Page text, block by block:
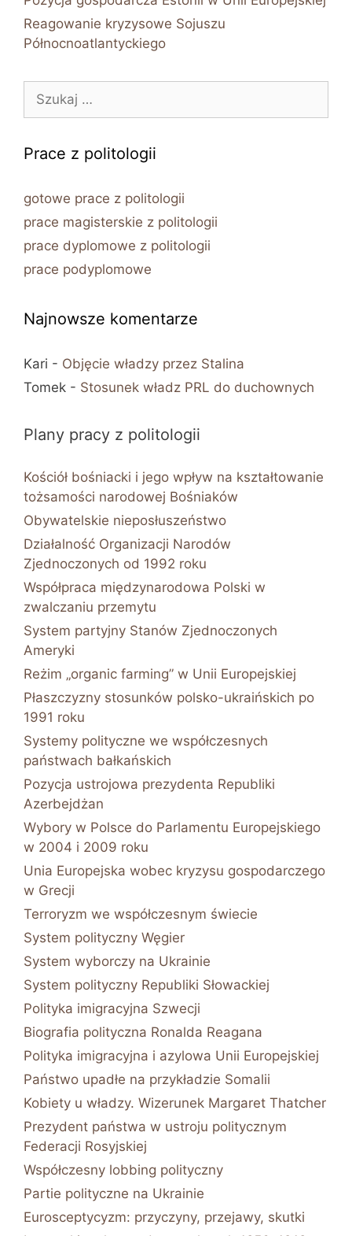
Reagowanie kryzysowe Sojuszu
Północnoatlantyckiego
Szukaj:
Prace z politologii
gotowe prace z politologii
prace magisterskie z politologii
prace dyplomowe z politologii
prace podyplomowe
Najnowsze komentarze
Kari - Objęcie władzy przez Stalina
Tomek - Stosunek władz PRL do duchownych
Plany pracy z politologii
Kościół bośniacki i jego wpływ na kształtowanie
tożsamości narodowej Bośniaków
Obywatelskie nieposłuszeństwo
Działalność Organizacji Narodów
Zjednoczonych od 1992 roku
Współpraca międzynarodowa Polski w
zwalczaniu przemytu
System partyjny Stanów Zjednoczonych
Ameryki
Reżim „organic farming” w Unii Europejskiej
Płaszczyzny stosunków polsko-ukraińskich po
1991 roku
Systemy polityczne we współczesnych
państwach bałkańskich
Pozycja ustrojowa prezydenta Republiki
Azerbejdżan
Wybory w Polsce do Parlamentu Europejskiego
w 2004 i 2009 roku
Unia Europejska wobec kryzysu gospodarczego
w Grecji
Terroryzm we współczesnym świecie
System polityczny Węgier
System wyborczy na Ukrainie
System polityczny Republiki Słowackiej
Polityka imigracyjna Szwecji
Biografia polityczna Ronalda Reagana
Polityka imigracyjna i azylowa Unii Europejskiej
Państwo upadłe na przykładzie Somalii
Kobiety u władzy. Wizerunek Margaret Thatcher
Prezydent państwa w ustroju politycznym
Federacji Rosyjskiej
Współczesny lobbing polityczny
Partie polityczne na Ukrainie
Eurosceptycyzm: przyczyny, przejawy, skutki